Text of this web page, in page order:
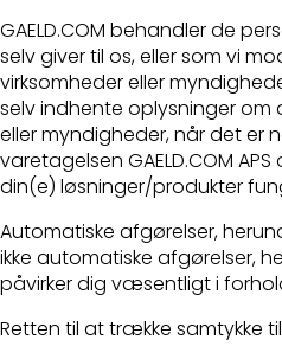
GAELD.COM behandler de
selv giver til os, eller som vi
virksomheder eller
selv indhente oplysninger om
eller myndigheder, når det er
varetagelsen GAELD.COM
din(e) løsninger/produkter
Automatiske afgørelser,
ikke automatiske afgørelser,
påvirker dig væsentligt i
Retten til at trække samtykke